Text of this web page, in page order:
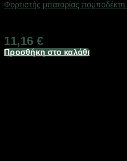
Φορτιστής μπαταρίας
11,16 €
Προσθήκη στο καλάθι